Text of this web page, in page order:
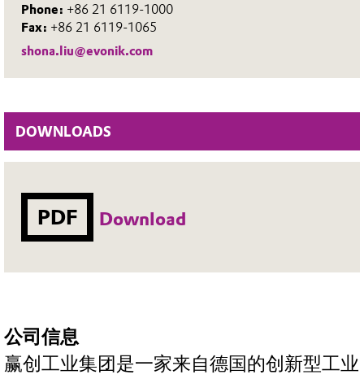
Phone: +86 21 6119-1000
Fax: +86 21 6119-1065
shona.liu@evonik.com
DOWNLOADS
PDF Download
公司信息
赢创工业集团是一家来自德国的创新型工业